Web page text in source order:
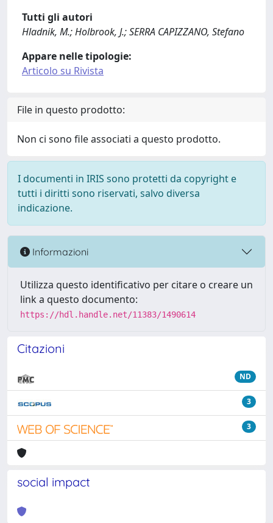
Tutti gli autori
Hladnik, M.; Holbrook, J.; SERRA CAPIZZANO, Stefano
Appare nelle tipologie:
Articolo su Rivista
File in questo prodotto:
Non ci sono file associati a questo prodotto.
I documenti in IRIS sono protetti da copyright e
tutti i diritti sono riservati, salvo diversa
indicazione.
Informazioni
Utilizza questo identificativo per citare o creare un
link a questo documento:
https://hdl.handle.net/11383/1490614
Citazioni
ND
3
3
social impact